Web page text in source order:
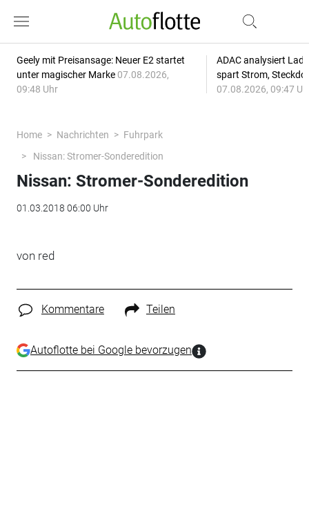
Geely mit Preisansage: Neuer E2 startet
unter magischer Marke 07.08.2026,
09:48 Uhr
ADAC analysiert
spart Strom,
07.08.2026, 09:47
Home Nachrichten
Fuhrpark
Nissan: Stromer-Sonderedition
Nissan: Stromer-Sonderedition
01.03.2018 06:00 Uhr
von red
Kommentare Teilen
Autoflotte bei Google bevorzugen